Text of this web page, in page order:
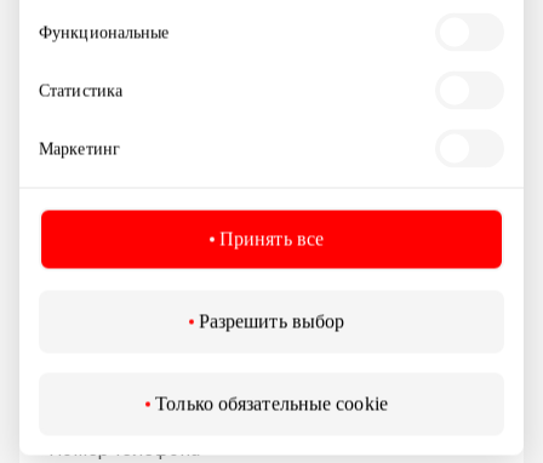
Функциональные
Статистика
Маркетинг
Принять все
Разрешить выбор
Только обязательные cookie
Менеджер по маркетингу
I-V 08:00-17:00
Номер телефона